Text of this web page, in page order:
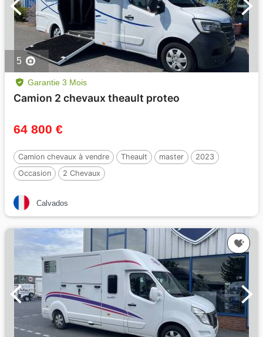
5
Garantie 3 Mois
Camion 2 chevaux theault proteo
64 800 €
Camion chevaux à vendre Theault master
2023
Occasion
2 Chevaux
Calvados